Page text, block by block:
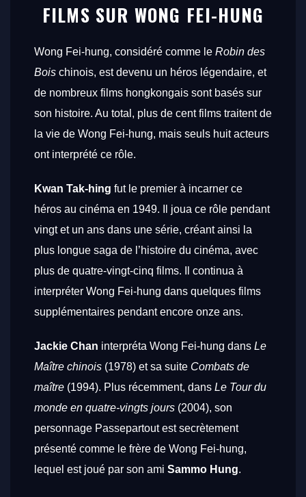
FILMS SUR WONG FEI-HUNG
Wong Fei-hung, considéré comme le Robin des
Bois chinois, est devenu un héros légendaire, et
de nombreux films hongkongais sont basés sur
son histoire. Au total, plus de cent films traitent de
la vie de Wong Fei-hung, mais seuls huit acteurs
ont interprété ce rôle.
Kwan Tak-hing fut le premier à incarner ce
héros au cinéma en 1949. Il joua ce rôle pendant
vingt et un ans dans une série, créant ainsi la
plus longue saga de l’histoire du cinéma, avec
plus de quatre-vingt-cinq films. Il continua à
interpréter Wong Fei-hung dans quelques films
supplémentaires pendant encore onze ans.
Jackie Chan interpréta Wong Fei-hung dans Le
Maître chinois (1978) et sa suite Combats de
maître (1994). Plus récemment, dans Le Tour du
monde en quatre-vingts jours (2004), son
personnage Passepartout est secrètement
présenté comme le frère de Wong Fei-hung,
lequel est joué par son ami Sammo Hung.